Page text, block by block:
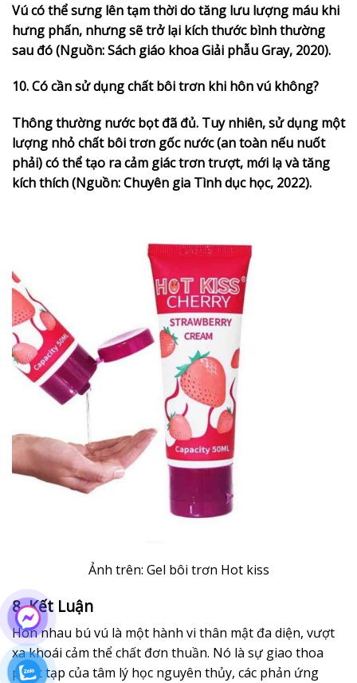
Vú có thể sưng lên tạm thời do tăng lưu lượng máu khi
hưng phấn, nhưng sẽ trở lại kích thước bình thường
sau đó (Nguồn: Sách giáo khoa Giải phẫu Gray, 2020).
10. Có cần sử dụng chất bôi trơn khi hôn vú không?
Thông thường nước bọt đã đủ. Tuy nhiên, sử dụng một
lượng nhỏ chất bôi trơn gốc nước (an toàn nếu nuốt
phải) có thể tạo ra cảm giác trơn trượt, mới lạ và tăng
kích thích (Nguồn: Chuyên gia Tình dục học, 2022).
Ảnh trên: Gel bôi trơn Hot kiss
8. Kết Luận
Hôn nhau bú vú là một hành vi thân mật đa diện, vượt
xa khoái cảm thể chất đơn thuần. Nó là sự giao thoa
phức tạp của tâm lý học nguyên thủy, các phản ứng